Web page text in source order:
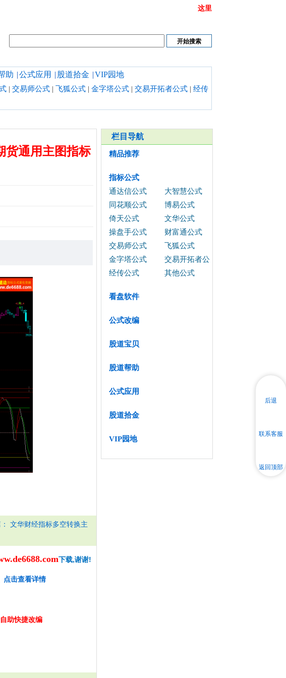
这里
助 |公式应用 | 股道拾金 |VIP园地
| 交易师公式 | 飞狐公式 | 金字塔公式 | 交易开拓者公式 | 经传
货通用主图指标
文华财经指标多空转换主
下载,谢谢!
点击查看详情
助快捷改编
栏目导航
精品推荐
指标公式
通达信公式
大智慧公式
同花顺公式
博易公式
倚天公式
文华公式
操盘手公式
财富通公式
交易师公式
飞狐公式
金字塔公式
交易开拓者公
式
经传公式 其他公式
看盘软件
公式改编
股道宝贝
股道帮助
公式应用
股道拾金
VIP园地
后退
联系客服
返回顶部